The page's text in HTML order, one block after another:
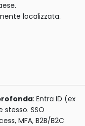
localizzata.
: Entra ID (ex
stesso. SSO
MFA, B2B/B2C